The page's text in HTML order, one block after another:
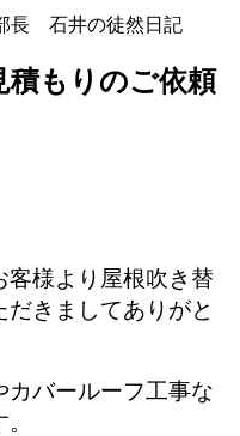
長 石井の徒然日記
もりのご依頼
客様より屋根吹き替
きましてありがと
バールーフ工事な